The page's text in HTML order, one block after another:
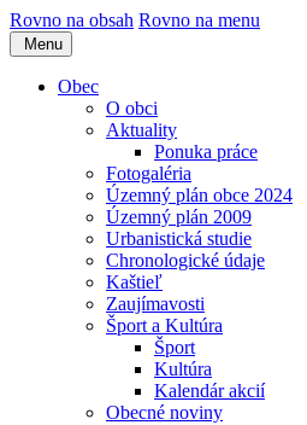
Rovno na obsah Rovno na menu
Menu
Obec
O obci
Aktuality
Ponuka práce
Fotogaléria
Územný plán obce 2024
Územný plán 2009
Urbanistická studie
Chronologické údaje
Kaštieľ
Zaujímavosti
Šport a Kultúra
Šport
Kultúra
Kalendár akcií
Obecné noviny